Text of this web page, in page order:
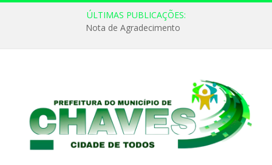
ÚLTIMAS PUBLICAÇÕES:
Nota de Agradecimento